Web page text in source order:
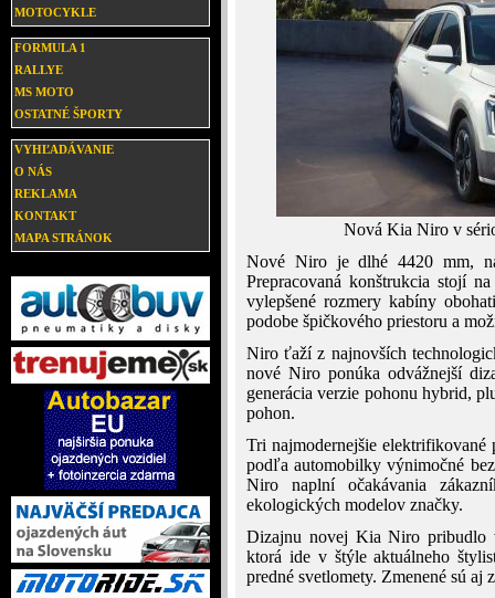
MOTOCYKLE
FORMULA 1
RALLYE
MS MOTO
OSTATNÉ ŠPORTY
VYHĽADÁVANIE
O NÁS
REKLAMA
KONTAKT
MAPA STRÁNOK
Nová Kia Niro v
Nové Niro je dlhé 4420 mm,
Prepracovaná konštrukcia stojí
vylepšené rozmery kabíny
podobe špičkového priestoru a
Niro ťaží z najnovších
nové Niro ponúka odvážnejší
generácia verzie pohonu hybrid,
pohon.
Tri najmodernejšie
podľa automobilky výnimočné
Niro naplní očakávania
ekologických modelov značky.
Dizajnu novej Kia Niro pribudlo
ktorá ide v štýle aktuálneho
predné svetlomety. Zmenené sú aj